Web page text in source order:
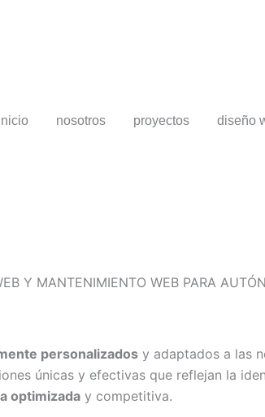
nosotros proyectos diseño
Y MANTENIMIENTO WEB PARA
personalizados y adaptados a las
únicas y efectivas que reflejan la
optimizada y competitiva.